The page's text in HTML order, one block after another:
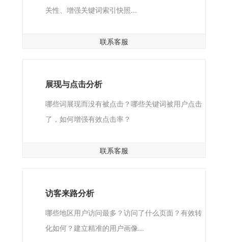
关性、增强关键词索引快照...
联系客服
展现与点击分析
哪些词展现而没有被点击？哪些关键词被用户点击
了，如何增强有效点击率？
联系客服
访客来路分析
哪些地区用户访问最多？访问了什么页面？有效转
化如何？建立精准的用户画像...